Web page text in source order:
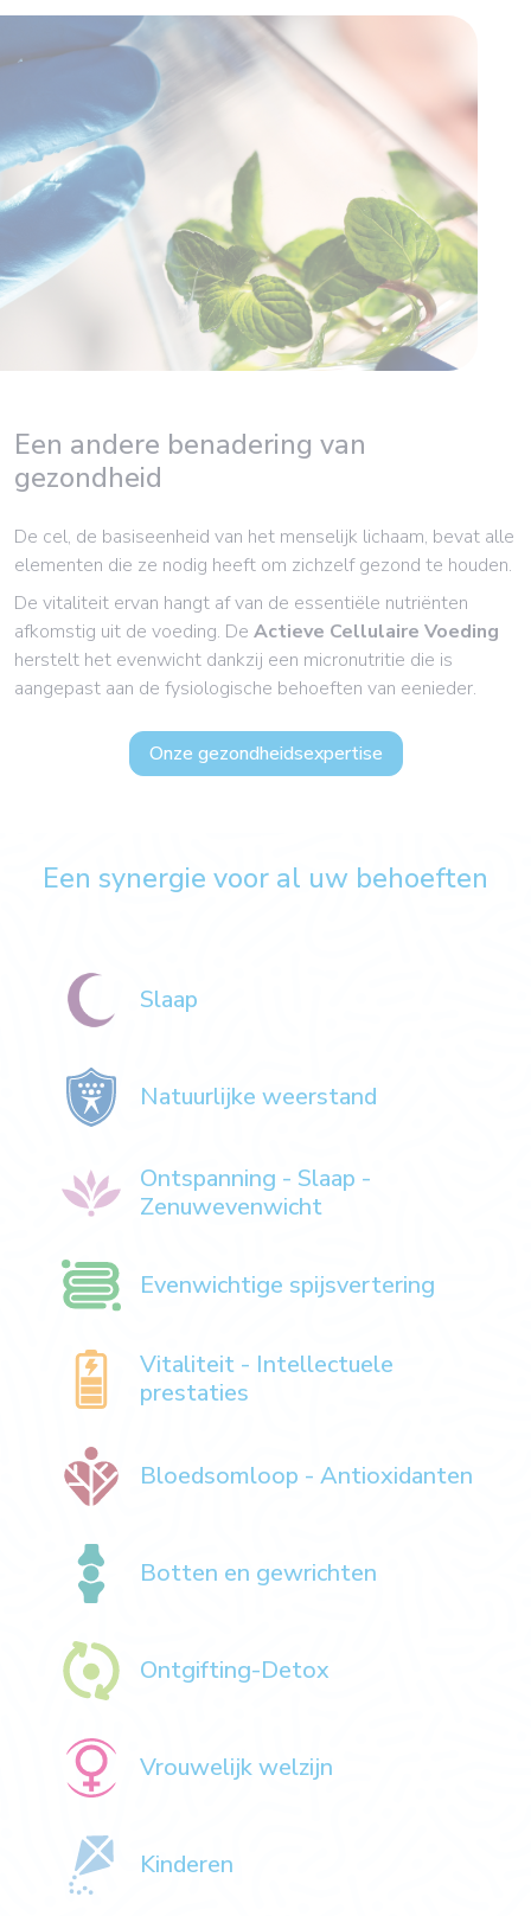
Een andere benadering van
gezondheid
De cel, de basiseenheid van het menselijk lichaam, bevat alle
elementen die ze nodig heeft om zichzelf gezond te houden.
De vitaliteit ervan hangt af van de essentiële nutriënten
afkomstig uit de voeding. De Actieve Cellulaire Voeding
herstelt het evenwicht dankzij een micronutritie die is
aangepast aan de fysiologische behoeften van eenieder.
Onze gezondheidsexpertise
Een synergie voor al uw behoeften
Slaap
Natuurlijke weerstand
Ontspanning - Slaap -
Zenuwevenwicht
Evenwichtige spijsvertering
Vitaliteit - Intellectuele
prestaties
Bloedsomloop - Antioxidanten
Botten en gewrichten
Ontgifting-Detox
Vrouwelijk welzijn
Kinderen